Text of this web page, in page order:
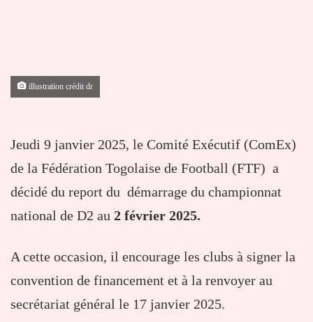
illustration crédit dr
Jeudi 9 janvier 2025, le Comité Exécutif (ComEx)
de la Fédération Togolaise de Football (FTF) a
décidé du report du démarrage du championnat
national de D2 au 2 février 2025.
A cette occasion, il encourage les clubs à signer la
convention de financement et à la renvoyer au
secrétariat général le 17 janvier 2025.